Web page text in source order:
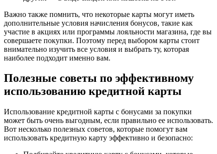
Важно также помнить, что некоторые карты могут иметь
дополнительные условия начисления бонусов, такие как
участие в акциях или программы лояльности магазина, где вы
совершаете покупки. Поэтому перед выбором карты стоит
внимательно изучить все условия и выбрать ту, которая
наиболее подходит именно вам.
Полезные советы по эффективному
использованию кредитной карты
Использование кредитной карты с бонусами за покупки
может быть очень выгодным, если правильно ее использовать.
Вот несколько полезных советов, которые помогут вам
использовать кредитную карту эффективно и безопасно: